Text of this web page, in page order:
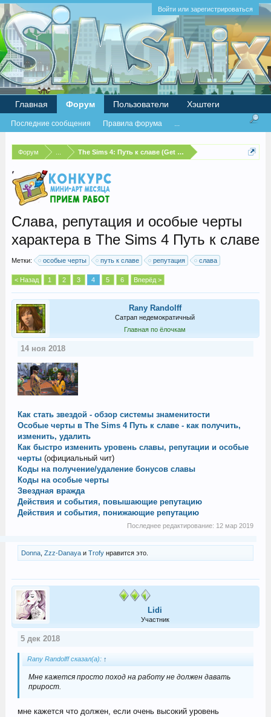
Войти или зарегистрироваться
Форум The Sims 4: Путь к славе (Get Famous)
Слава, репутация и особые черты
характера в The Sims 4 Путь к славе
Метки: особые черты путь к славе репутация слава
< Назад 1 2 3 4 5 6 Вперёд >
Rany Randolff
Сатрап недемократичный
Главная по ёлочкам
14 ноя 2018
Как стать звездой - обзор системы знаменитости
Особые черты в The Sims 4 Путь к славе - как получить,
изменить, удалить
Как быстро изменить уровень славы, репутации и особые
черты(официальный чит)
Коды на получение/удаление бонусов славы
Коды на особые черты
Звездная вражда
Действия и события, повышающие репутацию
Действия и события, понижающие репутацию
Последнее редактирование: 12 мар 2019
Donna, Zzz-Danayaи Trofyнравится это.
Lidi
Участник
5 дек 2018
Rany Randolff сказал(а): ↑
Мне кажется просто поход на работу не должен давать
прирост.
мне кажется что должен, если очень высокий уровень
Главная Форум
Последние сообщения Правила форума ...
Пользователи Хэштеги